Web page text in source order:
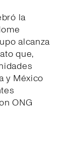
la
alcanza
que,
y México
ONG